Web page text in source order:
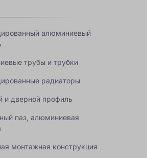
алюминиевый
трубы и трубки
радиаторы
и дверной профиль
паз, алюминиевая
монтажная конструкция